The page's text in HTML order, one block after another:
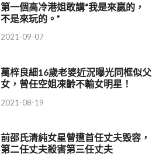
第一個高冷港姐敢講“我是來贏的，
不是來玩的。”
2021-09-07
萬梓良細16歲老婆近況曝光同框似父
女，曾任空姐凍齡不輸女明星！
2021-08-19
前邵氏清純女星曾遭首任丈夫毀容，
第二任丈夫殺害第三任丈夫